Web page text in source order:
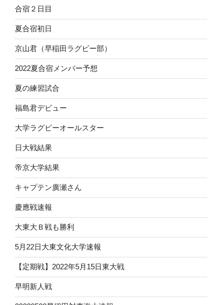
合宿２日目
夏合宿初日
京山君（早稲田ラグビー部）
2022夏合宿メンバー予想
夏の練習試合
福島君デビュー
大学ラグビーオールスター
日大戦結果
帝京大学結果
キャプテン廣瀬さん
慶應戦速報
大東大Ｂ戦も勝利
5月22日大東文化大学速報
【定期戦】2022年5月15日東大戦
早明新人戦